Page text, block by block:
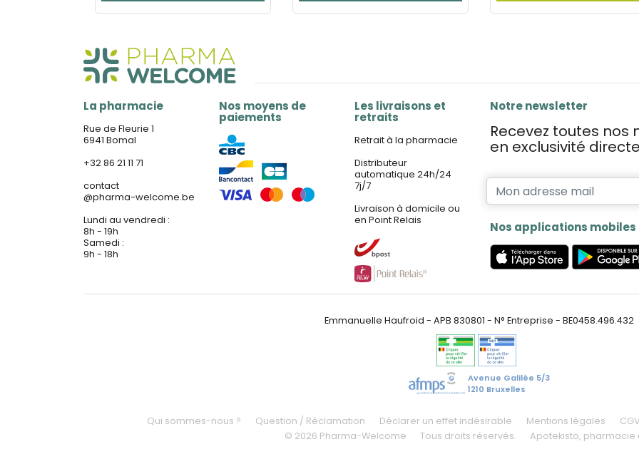
La pharmacie
Rue de Fleurie 1
6941 Bomal
+32 86 21 11 71
contact
@pharma-welcome.be
Lundi au vendredi :
8h - 19h
Samedi :
9h - 18h
Nos moyens de
paiements
Les livraisons et
retraits
Retrait à la pharmacie
Distributeur
automatique 24h/24
7j/7
Livraison à domicile ou
en Point Relais
Notre newsletter
Recevez toutes
en exclusivité
Nos applications mobiles
Emmanuelle Haufroid - APB 830801 - N° Entreprise - BE0458.496.432
Avenue Galilée 5/3
1210 Bruxelles
Qui sommes-nous ? Question / Réclamation Déclarer un effet indésirable Mentions légales
© 2026 Pharma-Welcome
Tous droits réservés. Apotekisto, pharmacie